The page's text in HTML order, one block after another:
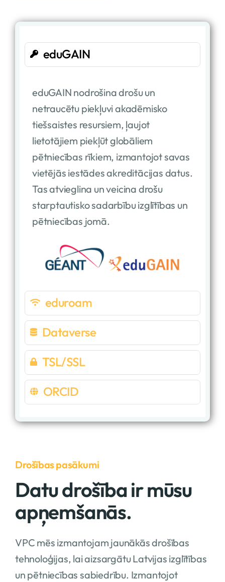
eduGAIN
eduGAIN nodrošina drošu un
netraucētu piekļuvi akadēmisko
tiešsaistes resursiem, ļaujot
lietotājiem piekļūt globāliem
pētniecības rīkiem, izmantojot savas
vietējās iestādes akreditācijas datus.
Tas atvieglina un veicina drošu
starptautisko sadarbību izglītības un
pētniecības jomā.
eduroam
Dataverse
TSL/SSL
ORCID
Drošības pasākumi
Datu drošība ir mūsu
apņemšanās.
VPC mēs izmantojam jaunākās drošības
tehnoloģijas, lai aizsargātu Latvijas izglītības
un pētniecības sabiedrību. Izmantojot